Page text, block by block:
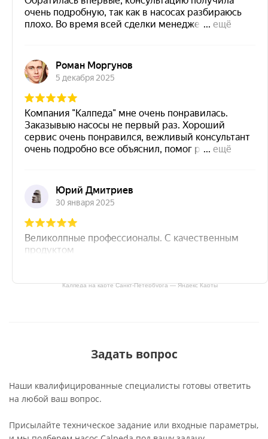
Калпеда на карте Санкт‑Петербурга — Яндекс Карты
Задать вопрос
Наши квалифицированные специалисты готовы ответить
на любой ваш вопрос.
Присылайте техническое задание или входные параметры,